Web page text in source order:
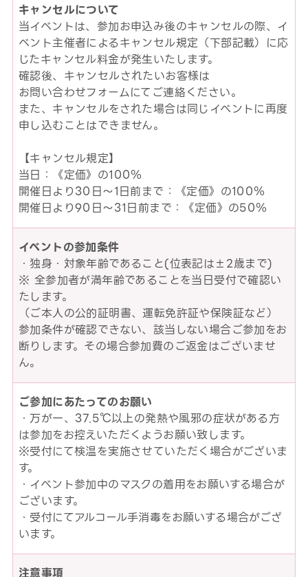
キャンセルについて
当イベントは、参加お申込み後のキャンセルの際、イ
ベント主催者によるキャンセル規定（下部記載）に応
じたキャンセル料金が発生いたします。
確認後、キャンセルされたいお客様は
お問い合わせフォームにてご連絡ください。
また、キャンセルをされた場合は同じイベントに再度
申し込むことはできません。
【キャンセル規定】
当日：《定価》の100％
開催日より30日～1日前まで：《定価》の100％
開催日より90日～31日前まで：《定価》の50％
イベントの参加条件
・独身・対象年齢であること(位表記は±2歳まで)
※ 全参加者が満年齢であることを当日受付で確認い
たします。
（ご本人の公的証明書、運転免許証や保険証など）
参加条件が確認できない、該当しない場合ご参加をお
断りします。その場合参加費のご返金はございませ
ん。
ご参加にあたってのお願い
・万が一、37.5℃以上の発熱や風邪の症状がある方
は参加をお控えいただくようお願い致します。
※受付にて検温を実施させていただく場合がございま
す。
・イベント参加中のマスクの着用をお願いする場合が
ございます。
・受付にてアルコール手消毒をお願いする場合がござ
います。
注意事項